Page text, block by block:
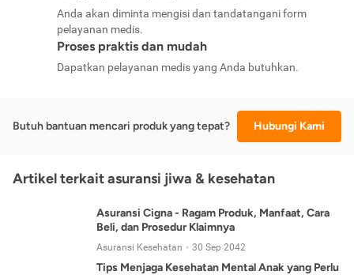
Anda akan diminta mengisi dan tandatangani form
pelayanan medis.
Proses praktis dan mudah
Dapatkan pelayanan medis yang Anda butuhkan.
Butuh bantuan mencari produk yang tepat? Hubungi Kami
Artikel terkait asuransi jiwa & kesehatan
Asuransi Cigna - Ragam Produk, Manfaat, Cara
Beli, dan Prosedur Klaimnya
Asuransi Kesehatan 30 Sep 2042
Tips Menjaga Kesehatan Mental Anak yang Perlu